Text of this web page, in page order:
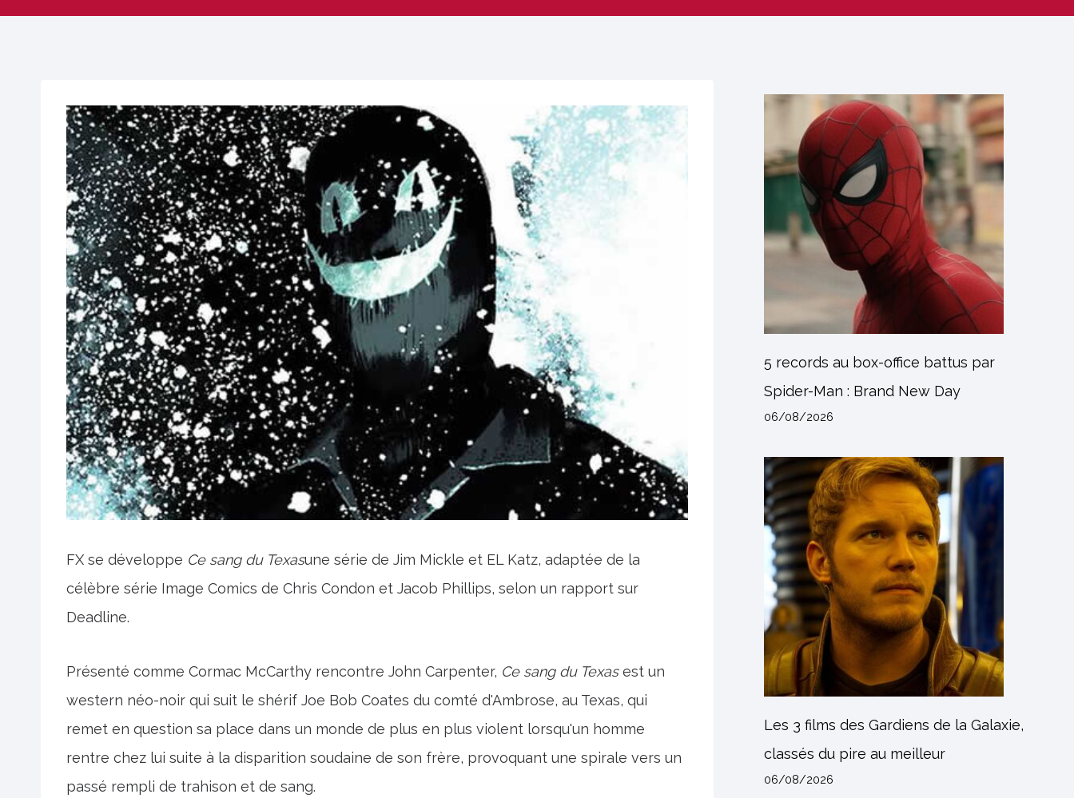
FX se développe Ce sang du Texasune série de Jim Mickle et EL Katz, adaptée de la
célèbre série Image Comics de Chris Condon et Jacob Phillips, selon un rapport sur
Deadline.
Présenté comme Cormac McCarthy rencontre John Carpenter, Ce sang du Texasest un
western néo-noir qui suit le shérif Joe Bob Coates du comté d'Ambrose, au Texas, qui
remet en question sa place dans un monde de plus en plus violent lorsqu'un homme
rentre chez lui suite à la disparition soudaine de son frère, provoquant une spirale vers un
passé rempli de trahison et de sang.
5 records au box-office battus par
Spider-Man : Brand New Day
06/08/2026
Les 3 films des Gardiens de la Galaxie,
classés du pire au meilleur
06/08/2026